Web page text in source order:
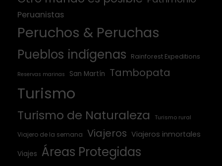
Peruanistas
Peruchos & Peruchas
Pueblos indígenas Rainforest Expeditions
Reservas marinas San Martín Tambopata
Turismo
Turismo de Naturaleza Turismo rural
Viajero de la semana Viajeros Viajeros inmortales
Viajes Áreas Protegidas